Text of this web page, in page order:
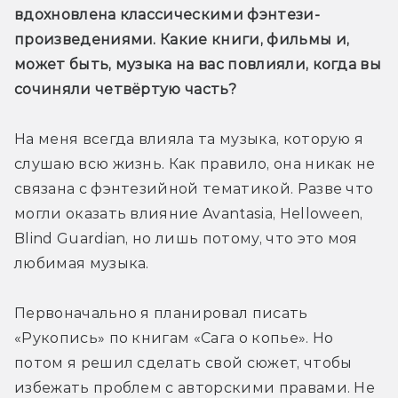
вдохновлена классическими фэнтези-
произведениями. Какие книги, фильмы и,
может быть, музыка на вас повлияли, когда вы
сочиняли четвёртую часть?
На меня всегда влияла та музыка, которую я
слушаю всю жизнь. Как правило, она никак не
связана с фэнтезийной тематикой. Разве что
могли оказать влияние Avantasia, Helloween,
Blind Guardian, но лишь потому, что это моя
любимая музыка.
Первоначально я планировал писать
«Рукопись» по книгам «Сага о копье». Но
потом я решил сделать свой сюжет, чтобы
избежать проблем с авторскими правами. Не